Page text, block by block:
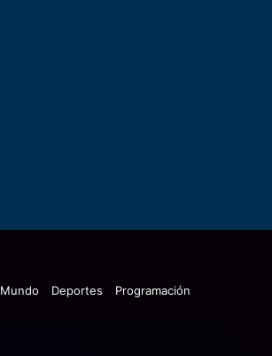
Mundo Deportes Programación